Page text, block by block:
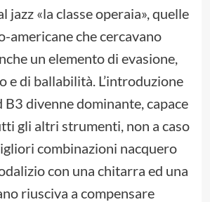
jazz «la classe operaia», quelle
americane che cercavano
un elemento di evasione,
e di ballabilità. L’introduzione
B3 divenne dominante, capace
gli altri strumenti, non a caso
combinazioni nacquero
con una chitarra ed una
riusciva a compensare